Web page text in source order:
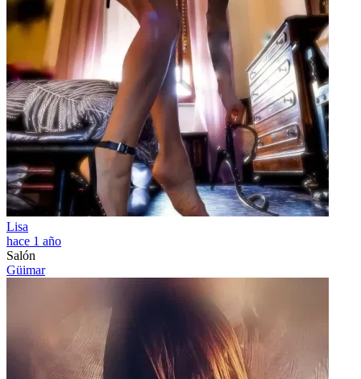
Lisa
hace 1 año
Salón
Güimar